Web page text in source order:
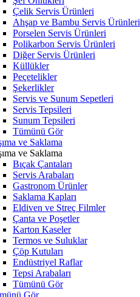
Çelik Servis Ürünleri
Ahşap ve Bambu Servis Ürünleri
Porselen Servis Ürünleri
Polikarbon Servis Ürünleri
Diğer Servis Ürünleri
Küllükler
Peçetelikler
Şekerlikler
Servis ve Sunum Sepetleri
Servis Tepsileri
Sunum Tepsileri
Tümünü Gör
ve Saklama
ve Saklama
Bıçak Çantaları
Servis Arabaları
Gastronom Ürünler
Saklama Kapları
Eldiven ve Streç Filmler
Çanta ve Poşetler
Karton Kaseler
Termos ve Suluklar
Çöp Kutuları
Endüstriyel Raflar
Tepsi Arabaları
Tümünü Gör
Gör